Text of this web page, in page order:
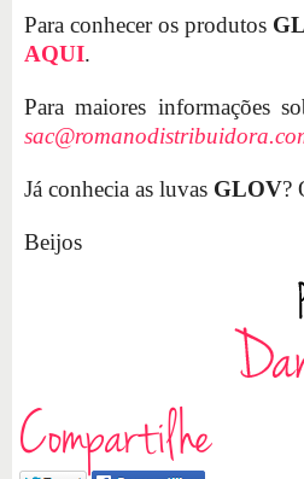
Para conhecer os produtos
AQUI.
Para maiores informações
Já conhecia as luvas GLOV?
Beijos
Compartilhe